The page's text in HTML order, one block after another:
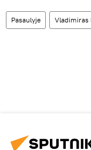
Pasaulyje Vladimiras